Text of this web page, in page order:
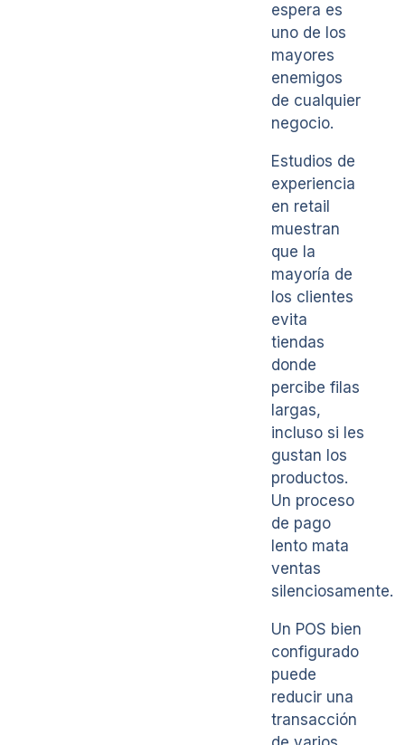
espera es
uno de los
mayores
enemigos
de cualquier
negocio.
Estudios de
experiencia
en retail
muestran
que la
mayoría de
los clientes
evita
tiendas
donde
percibe filas
largas,
incluso si les
gustan los
productos.
Un proceso
de pago
lento mata
ventas
silenciosamente.
Un POS bien
configurado
puede
reducir una
transacción